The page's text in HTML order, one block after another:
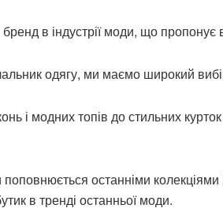
в індустрії моди, що пропонує
одягу, ми маємо широкий
і модних топів до стильних
останніми
в тренді останньої моди.